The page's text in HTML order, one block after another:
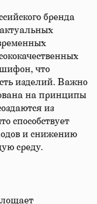
бренда
что
изделий. Важно
на принципы
из
способствует
и снижению
среду.